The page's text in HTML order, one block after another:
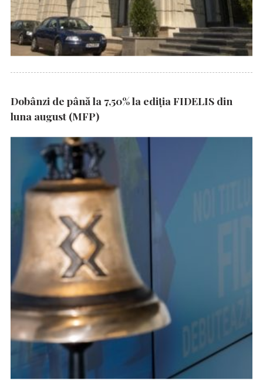
Dobânzi de până la 7,50% la ediția FIDELIS din
luna august (MFP)